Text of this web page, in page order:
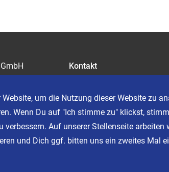
Kontakt
Website, um die Nutzung dieser Website zu
Wenn Du auf "Ich stimme zu" klickst,
verbessern. Auf unserer Stellenseite
und Dich ggf. bitten uns ein zweites Mal